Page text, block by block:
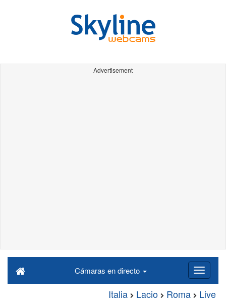
Advertisement
Cámaras en directo
Italia Lacio Roma Live